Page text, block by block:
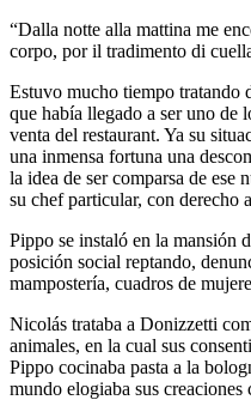
“Dalla notte alla mattina me
corpo, por il tradimento di
Estuvo mucho tiempo tratando
que había llegado a ser uno de
venta del restaurant. Ya su
una inmensa fortuna una
la idea de ser comparsa de ese
su chef particular, con derecho
Pippo se instaló en la mansión
posición social reptando,
mampostería, cuadros de
Nicolás trataba a Donizzetti
animales, en la cual sus
Pippo cocinaba pasta a la
mundo elogiaba sus